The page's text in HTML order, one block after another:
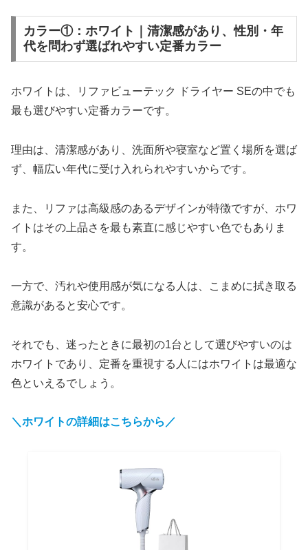
カラー①：ホワイト｜清潔感があり、性別・年
代を問わず選ばれやすい定番カラー
ホワイトは、リファビューテック ドライヤー SEの中でも
最も選びやすい定番カラーです。
理由は、清潔感があり、洗面所や寝室など置く場所を選ば
ず、幅広い年代に受け入れられやすいからです。
また、リファは高級感のあるデザインが特徴ですが、ホワ
イトはその上品さを最も素直に感じやすい色でもありま
す。
一方で、汚れや使用感が気になる人は、こまめに拭き取る
意識があると安心です。
それでも、迷ったときに最初の1台として選びやすいのは
ホワイトであり、定番を重視する人にはホワイトは最適な
色といえるでしょう。
＼ホワイトの詳細はこちらから／